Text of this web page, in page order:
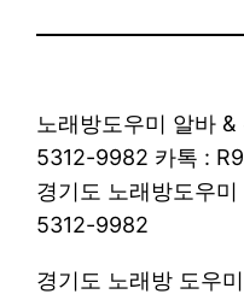
노래방도우미 알바
5312-9982 카톡 :
경기도 노래방도우
5312-9982
경기도 노래방 도우